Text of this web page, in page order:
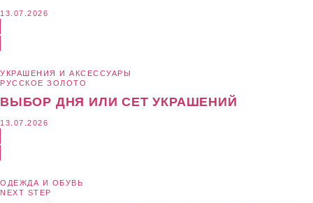
13.07.2026
УКРАШЕНИЯ И АКСЕССУАРЫ
РУССКОЕ ЗОЛОТО
ВЫБОР ДНЯ ИЛИ СЕТ УКРАШЕНИЙ
13.07.2026
ОДЕЖДА И ОБУВЬ
NEXT STEP